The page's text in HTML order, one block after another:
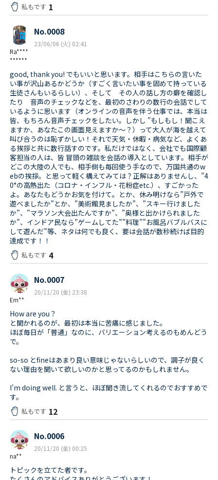
私もです 1
Ra****
******
No.0008
23/06/06 (火) 02:41
good, thank you! でもいいと思います。相手はこちらの言いた
い事が沢山あるかどうか（すごく言いたい事を固めて持っている
生徒さんもいるらしい）、そして その人の話し方の癖を確認し
たり 音声のチェックなどを、最初のさわりの数行の会話でして
いるように思います（オンラインの音声を伴う仕事では、本当は
皆、もちろん音声チェックをしたい。しかし ”もしもし！聞こえ
ますか、あなたこの画面見えますか～？）って大人が海を越えて
叫び合うのは恥ずかしい！それで天気・休暇・病気など、よくあ
る挨拶と共に数行話すのです。私だけではなく、会社でも国際顧
客担当の人は、皆 冒頭の雑談を会話の導入としています。相手が
どこの大陸の人でも、相手側も毎回使う手なので、万国共通のw
ebの挨拶。と思って軽く構えてみては？正解はありませんし、”4
0°の高熱出た（コロナ・インフル・花粉症etc.）、すごかった
よ。あなたもどうかお気を付けて。とか、休み明けなら”戸外で
遊べましたか”とか、”美術館見ましたか”、”スキー行けました
か”、”マラソン大会出たんですか”、”奥様と出かけられました
か”、インドア民なら”ゲームしてた””料理””お風呂バブルバスに
して遊んだ”等、ネタは何でも良く、要は会話が数秒続けば目的
達成です！！
私もです 4
Em**
No.0007
20/11/20 (金) 23:38
How are you？
と聞かれるのが、最初は本当に苦痛に感じました。
ほぼ毎日が「普通」なのに、バリエーション考えるのもめんどう
で。
so-so とfineはあまり良い意味じゃないらしいので、調子が良く
ない理由を聞いて欲しいのかと思ってるのかもしれません。
I’m doing well. と言うと、ほぼ聞き流してくれるのでおすすめで
す。
私もです 12
na**
No.0006
20/11/20 (金) 00:25
トピックを立てた者です。